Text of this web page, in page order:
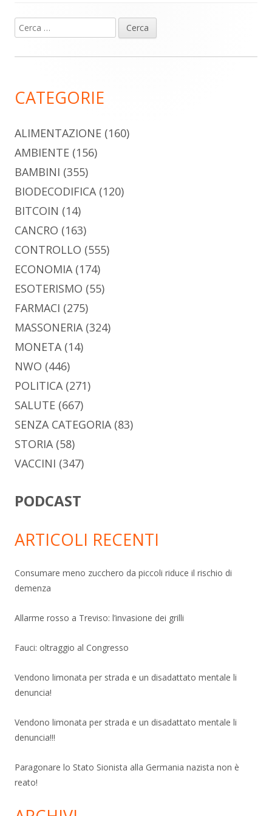
Barra
laterale
Ricerca
per:
CATEGORIE
ALIMENTAZIONE (160)
AMBIENTE (156)
BAMBINI (355)
BIODECODIFICA(120)
BITCOIN (14)
CANCRO (163)
CONTROLLO (555)
ECONOMIA(174)
ESOTERISMO (55)
FARMACI (275)
MASSONERIA(324)
MONETA(14)
NWO (446)
POLITICA(271)
SALUTE (667)
SENZA CATEGORIA(83)
STORIA(58)
VACCINI (347)
PODCAST
ARTICOLI RECENTI
Consumare meno zucchero da piccoli riduce il rischio di
demenza
Allarme rosso a Treviso: l’invasione dei grilli
Fauci: oltraggio al Congresso
Vendono limonata per strada e un disadattato mentale li
denuncia!
Vendono limonata per strada e un disadattato mentale li
denuncia!!!
Paragonare lo Stato Sionista alla Germania nazista non è
reato!